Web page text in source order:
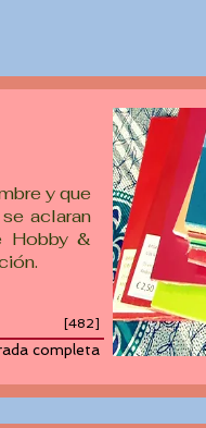
y que
aclaran
Hobby &
[482]
completa